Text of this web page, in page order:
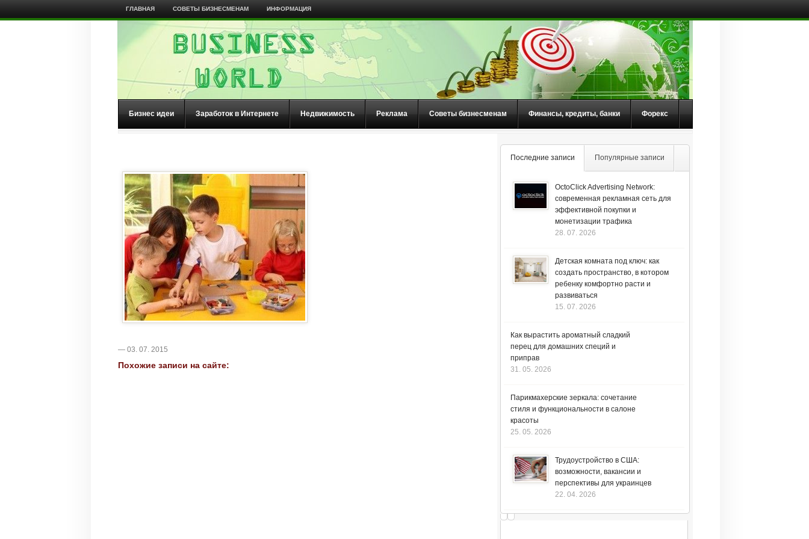
ГЛАВНАЯ СОВЕТЫ БИЗНЕСМЕНАМ ИНФОРМАЦИЯ
Бизнес идеи Заработок в Интернете Недвижимость Реклама Советы бизнесменам Финансы, кредиты, банки Форекс
— 03. 07. 2015
Похожие записи на сайте:
Последние записи Популярные записи
OctoClick Advertising Network:
современная рекламная сеть для
эффективной покупки и
монетизации трафика
28. 07. 2026
Детская комната под ключ: как
создать пространство, в котором
ребенку комфортно расти и
развиваться
15. 07. 2026
Как вырастить ароматный сладкий
перец для домашних специй и
приправ
31. 05. 2026
Парикмахерские зеркала: сочетание
стиля и функциональности в салоне
красоты
25. 05. 2026
Трудоустройство в США:
возможности, вакансии и
перспективы для украинцев
22. 04. 2026